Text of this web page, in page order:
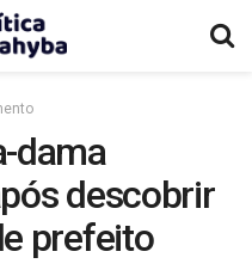
dama
descobrir
prefeito